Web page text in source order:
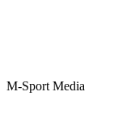
M-Sport Media